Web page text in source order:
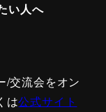
い人へ
/交流会をオン
は公式サイト